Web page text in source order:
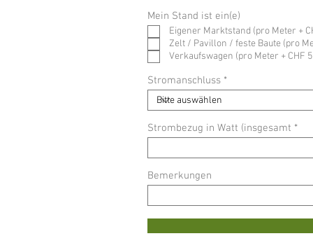
Mein Stand ist ein(e)
Eigener Marktstand (pro Meter +
Zelt / Pavillon / feste Baute (pro
Verkaufswagen (pro Meter + CHF
Stromanschluss
Strombezug in Watt (insgesamt
Bemerkungen